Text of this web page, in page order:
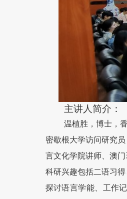
主讲人简介：
温植胜，博士，
密歇根大学访问研究
言文化学院讲师、澳
科研兴趣包括二语习
探讨语言学能、工作